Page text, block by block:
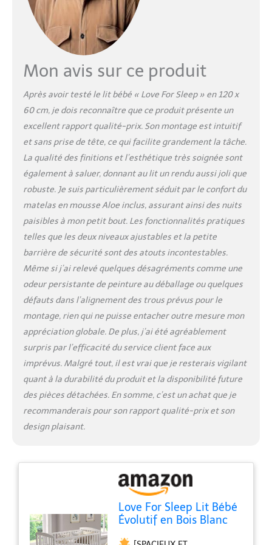
capitonnages élégants
soulignent le design
intemporel qui s'intègre
[NATURE ET SÉCURITÉ] - lit
haute qualité allie robustesse
naturelle et design
écologique. La surface
revêtue de peintures non
toxiques est non seulement
sûre pour votre enfant, mais
répond également aux
normes de sécurité
européennes et britanniques
garantissant une qualité
supérieure.
[SOMMEIL
PAISIBLE POUR L'ENFANT] -
Nos lits pour bébés et tout-
petits sont conçus pour offrir
à votre enfant un sommeil
profond et sain. La
construction spéciale favorise
une bonne circulation de l'air,
contribuant à un état de
repos confortable et relaxant.
[CONFORT DE SOMMEIL
PREMIUM] - Matelas en
mousse de luxe (6 cm
d'épaisseur) avec housse
antibactérienne et
élastique soutient la colonne
vertébrale et assure un
confort de sommeil
ergonomique. La housse de
Mon avis sur ce produit
Après avoir testé le lit bébé « Love For Sleep » en 120 x
60 cm, je dois reconnaître que ce produit présente un
excellent rapport qualité-prix. Son montage est intuitif
et sans prise de tête, ce qui facilite grandement la tâche.
La qualité des finitions et l’esthétique très soignée sont
également à saluer, donnant au lit un rendu aussi joli que
robuste. Je suis particulièrement séduit par le confort du
matelas en mousse Aloe inclus, assurant ainsi des nuits
paisibles à mon petit bout. Les fonctionnalités pratiques
telles que les deux niveaux ajustables et la petite
barrière de sécurité sont des atouts incontestables.
Même si j’ai relevé quelques désagréments comme une
odeur persistante de peinture au déballage ou quelques
défauts dans l’alignement des trous prévus pour le
montage, rien qui ne puisse entacher outre mesure mon
appréciation globale. De plus, j’ai été agréablement
surpris par l’efficacité du service client face aux
imprévus. Malgré tout, il est vrai que je resterais vigilant
quant à la durabilité du produit et la disponibilité future
des pièces détachées. En somme, c’est un achat que je
recommanderais pour son rapport qualité-prix et son
design plaisant.
Love For Sleep Lit Bébé
Évolutif en Bois Blanc